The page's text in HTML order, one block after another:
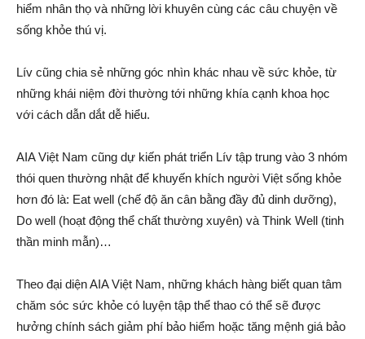
hiểm nhân thọ và những lời khuyên cùng các câu chuyện về
sống khỏe thú vị.
Lív cũng chia sẻ những góc nhìn khác nhau về sức khỏe, từ
những khái niệm đời thường tới những khía cạnh khoa học
với cách dẫn dắt dễ hiểu.
AIA Việt Nam cũng dự kiến phát triển Lív tập trung vào 3 nhóm
thói quen thường nhật để khuyến khích người Việt sống khỏe
hơn đó là: Eat well (chế độ ăn cân bằng đầy đủ dinh dưỡng),
Do well (hoạt động thể chất thường xuyên) và Think Well (tinh
thần minh mẫn)…
Theo đại diện AIA Việt Nam, những khách hàng biết quan tâm
chăm sóc sức khỏe có luyện tập thể thao có thể sẽ được
hưởng chính sách giảm phí bảo hiểm hoặc tăng mệnh giá bảo